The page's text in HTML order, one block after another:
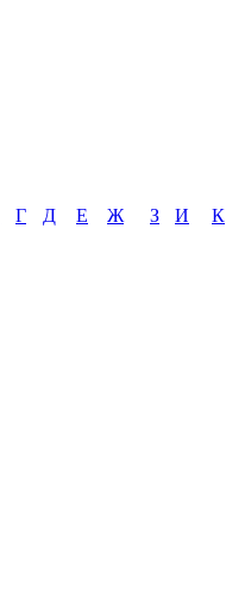
Г Д Е Ж З И К